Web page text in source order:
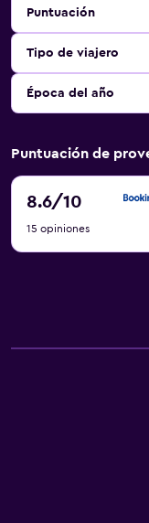
Puntuación
Tipo de viajero
Época del año
Puntuación de
8.6/10
8.6
10
15 opiniones